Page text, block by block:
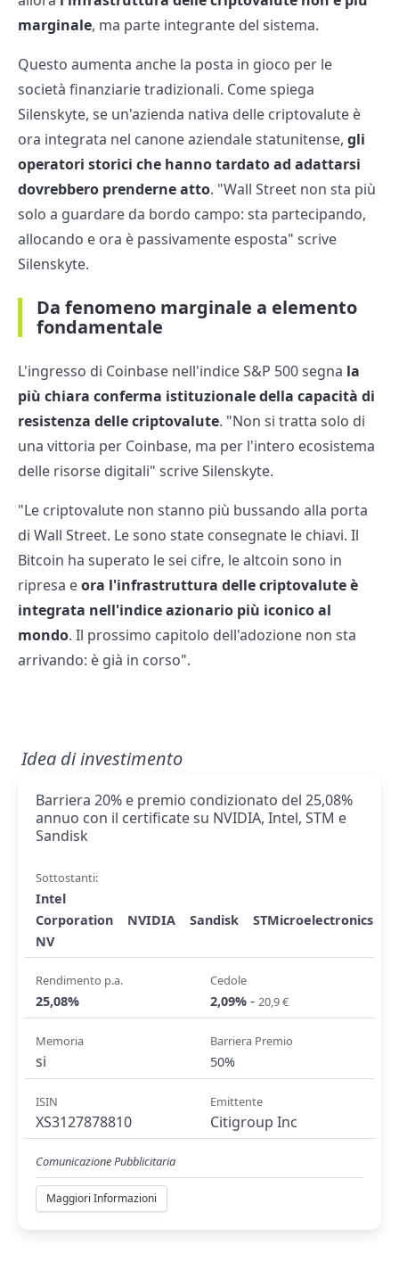
marginale, ma parte integrante del sistema.
Questo aumenta anche la posta in gioco per le
società finanziarie tradizionali. Come spiega
Silenskyte, se un'azienda nativa delle criptovalute è
ora integrata nel canone aziendale statunitense, gli
operatori storici che hanno tardato ad adattarsi
dovrebbero prenderne atto. "Wall Street non sta più
solo a guardare da bordo campo: sta partecipando,
allocando e ora è passivamente esposta" scrive
Silenskyte.
Da fenomeno marginale a elemento
fondamentale
L'ingresso di Coinbase nell'indice S&P 500 segna la
più chiara conferma istituzionale della capacità di
resistenza delle criptovalute. "Non si tratta solo di
una vittoria per Coinbase, ma per l'intero ecosistema
delle risorse digitali" scrive Silenskyte.
"Le criptovalute non stanno più bussando alla porta
di Wall Street. Le sono state consegnate le chiavi. Il
Bitcoin ha superato le sei cifre, le altcoin sono in
ripresa eora l'infrastruttura delle criptovalute è
integrata nell'indice azionario più iconico al
mondo. Il prossimo capitolo dell'adozione non sta
arrivando: è già in corso".
Idea di investimento
Barriera 20% e premio condizionato del 25,08%
annuo con il certificate su NVIDIA, Intel, STM e
Sandisk
Sottostanti:
Intel
Corporation
NVIDIA Sandisk
STMicroelectronics
NV
Rendimento p.a.
25,08%
Cedole
2,09% - 20,9 €
Memoria
si
Barriera Premio
50%
ISIN
XS3127878810
Emittente
Citigroup Inc
Comunicazione Pubblicitaria
Maggiori Informazioni